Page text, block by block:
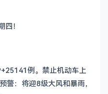
！
例。禁止机动车上
警：将迎8级大风和暴雨，